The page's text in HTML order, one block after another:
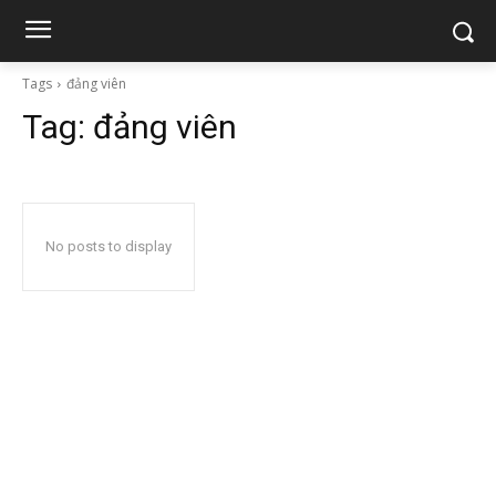
Tags đảng viên
Tag: đảng viên
No posts to display